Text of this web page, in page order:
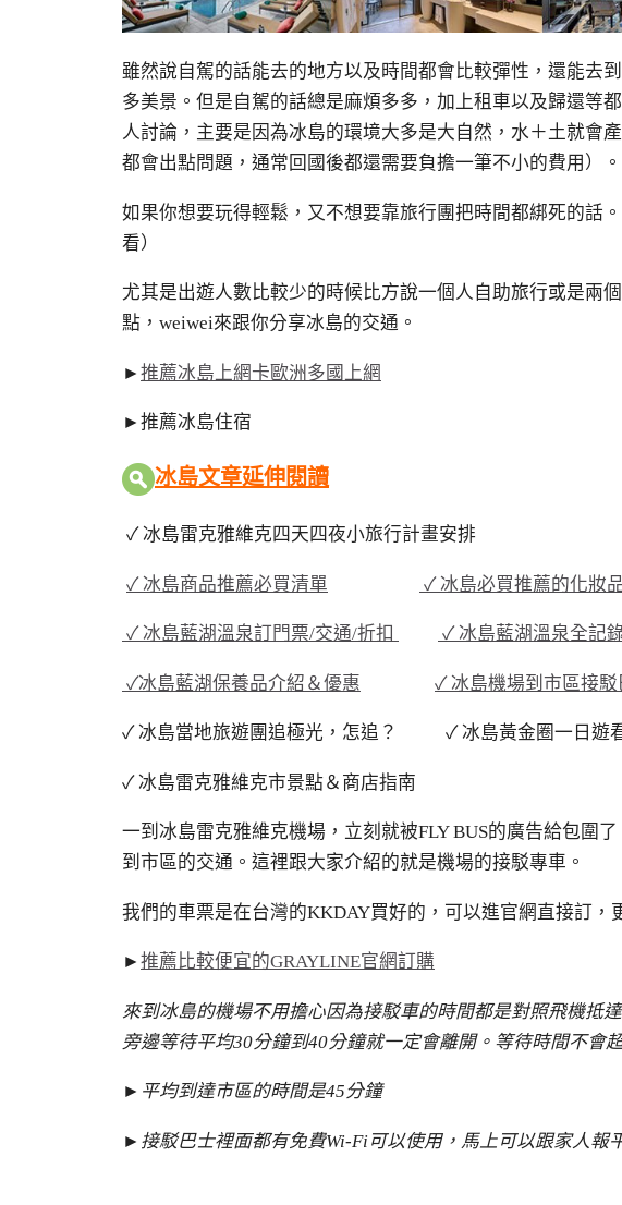
雖然說自駕的話能去的地方以及時間都會比較彈性，還能去
多美景。但是自駕的話總是麻煩多多，加上租車以及歸還等
人討論，主要是因為冰島的環境大多是大自然，水＋土就會
都會出點問題，通常回國後都還需要負擔一筆不小的費用）。
如果你想要玩得輕鬆，又不想要靠旅行團把時間都綁死的話
看）
尤其是出遊人數比較少的時候比方說一個人自助旅行或是兩
點，weiwei來跟你分享冰島的交通。
► 推薦冰島上網卡歐洲多國上網
►推薦冰島住宿
冰島文章延伸閱讀
✓ 冰島雷克雅維克四天四夜小旅行計畫安排
✓ 冰島商品推薦必買清單 ✓ 冰島必買推薦的化妝
✓ 冰島藍湖溫泉訂門票/交通/折扣 ✓ 冰島藍湖溫泉全記
✓冰島藍湖保養品介紹＆優惠 ✓ 冰島機場到市區接駁
✓ 冰島當地旅遊團追極光，怎追？ ✓ 冰島黃金圈一日遊
✓ 冰島雷克雅維克市景點＆商店指南
一到冰島雷克雅維克機場，立刻就被FLY BUS的廣告給包圍
到市區的交通。這裡跟大家介紹的就是機場的接駁專車。
我們的車票是在台灣的KKDAY買好的，可以進官網直接訂，
► 推薦比較便宜的GRAYLINE官網訂購
來到冰島的機場不用擔心因為接駁車的時間都是對照飛機抵
旁邊等待平均30分鐘到40分鐘就一定會離開。等待時間不會
►平均到達市區的時間是45分鐘
►接駁巴士裡面都有免費Wi-Fi可以使用，馬上可以跟家人報